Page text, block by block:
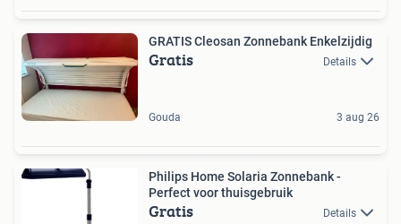
GRATIS Cleosan Zonnebank Enkelzijdig
Gratis Details
Gouda 3 aug 26
Philips Home Solaria Zonnebank -
Perfect voor thuisgebruik
Gratis Details